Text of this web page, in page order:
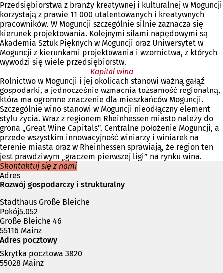
Przedsiębiorstwa z branży kreatywnej i kulturalnej w Moguncji
korzystają z prawie 11 000 utalentowanych i kreatywnych
pracowników. W Moguncji szczególnie silnie zaznacza się
kierunek projektowania. Kolejnymi siłami napędowymi są
Akademia Sztuk Pięknych w Moguncji oraz Uniwersytet w
Moguncji z kierunkami projektowania i wzornictwa, z których
wywodzi się wiele przedsiębiorstw.
Kapitał wina
Rolnictwo w Moguncji i jej okolicach stanowi ważną gałąź
gospodarki, a jednocześnie wzmacnia tożsamość regionalną,
która ma ogromne znaczenie dla mieszkańców Moguncji.
Szczególnie wino stanowi w Moguncji nieodłączny element
stylu życia. Wraz z regionem Rheinhessen miasto należy do
grona „Great Wine Capitals”. Centralne położenie Moguncji, a
przede wszystkim innowacyjność winiarzy i winiarek na
terenie miasta oraz w Rheinhessen sprawiają, że region ten
jest prawdziwym „graczem pierwszej ligi” na rynku wina.
Skontaktuj się z nami
Adres
Rozwój gospodarczy i strukturalny
Stadthaus Große Bleiche
Pokój5.052
Große Bleiche 46
55116 Mainz
Adres pocztowy
Skrytka pocztowa 3820
55028 Mainz